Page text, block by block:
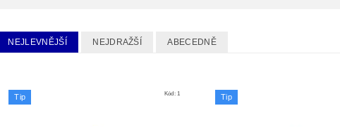
NEJLEVNĚJŠÍ NEJDRAŽŠÍ ABECEDNĚ
Tip Kód:1 Tip